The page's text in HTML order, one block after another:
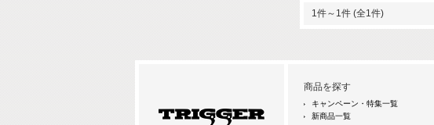
1件～1件 (全1件)
商品を探す
キャンペーン・特集一覧
新商品一覧